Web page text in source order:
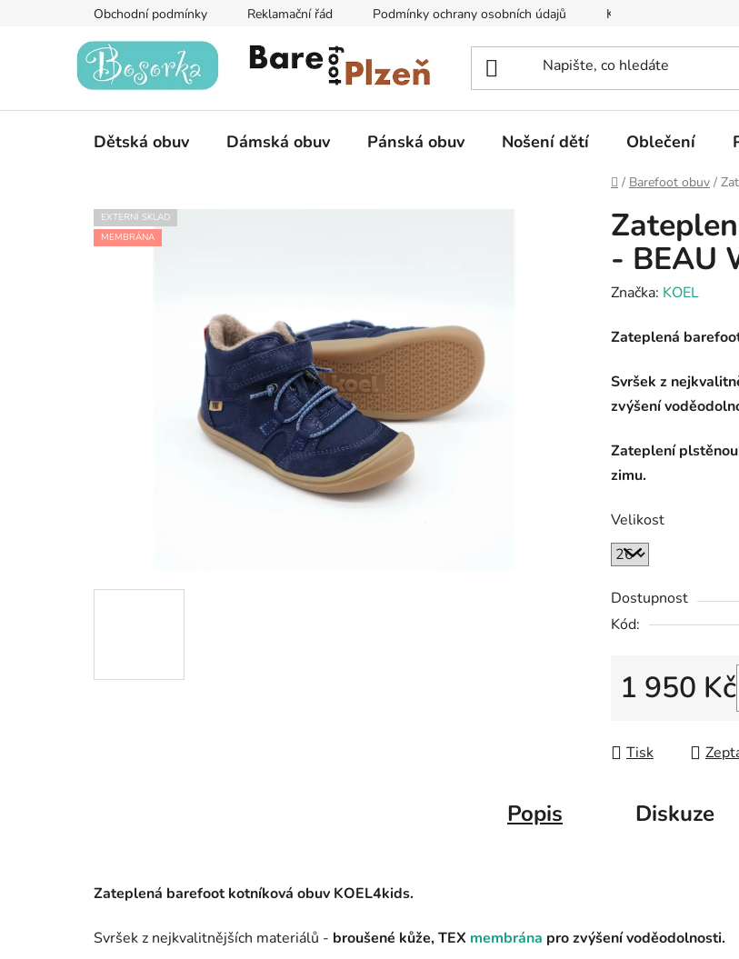
Obchodní podmínky Reklamační řád Podmínky ochrany osobních údajů Kontakty na prodejny
Dětská obuv Dámská obuv Pánská obuv Nošení dětí Oblečení
Domů
/ Barefoot obuv /
- BEAU
Značka: KOEL
Zateplená
Svršek z
zvýšení
Zateplení
zimu.
Velikost
Dostupnost
Kód:
1 950 Kč
Tisk
EXTERNÍ SKLAD
MEMBRÁNA
Popis Diskuze
Zateplená barefoot kotníková obuv KOEL4kids.
Svršek z nejkvalitnějších materiálů - broušené kůže, TEX membrána pro zvýšení voděodolnosti.